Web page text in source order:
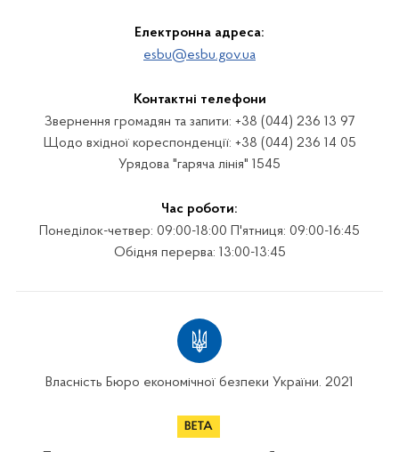
Електронна адреса:
esbu@esbu.gov.ua
Контактні телефони
Звернення громадян та запити: +38 (044) 236 13 97
Щодо вхідної кореспонденції: +38 (044) 236 14 05
Урядова "гаряча лінія" 1545
Час роботи:
Понеділок-четвер: 09:00-18:00 П'ятниця: 09:00-16:45
Обідня перерва: 13:00-13:45
Власність Бюро економічної безпеки України. 2021